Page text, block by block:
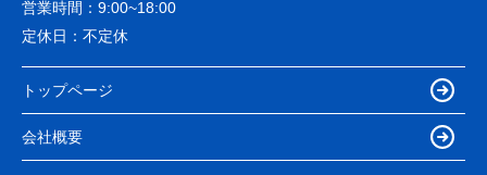
営業時間： 9:00~18:00
定休日： 不定休
トップページ
会社概要